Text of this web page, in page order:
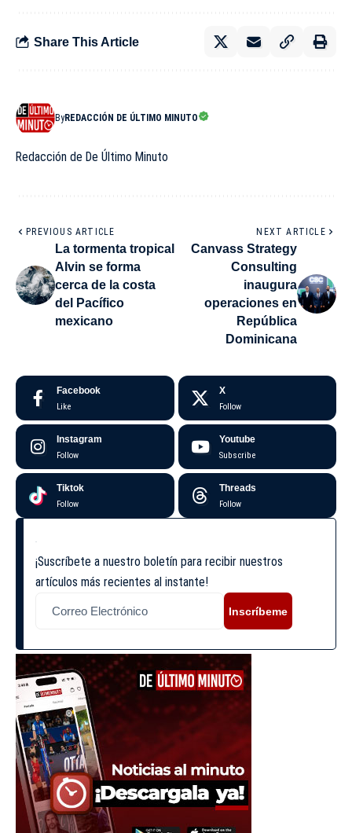
Share This Article
ByREDACCIÓN DE ÚLTIMO MINUTO
Redacción de De Último Minuto
PREVIOUS ARTICLE
La tormenta tropical
Alvin se forma
cerca de la costa
del Pacífico
mexicano
NEXT ARTICLE
Canvass Strategy
Consulting
inaugura
operaciones en
República
Dominicana
Facebook
Like
X
Follow
Instagram
Follow
Youtube
Subscribe
Tiktok
Follow
Threads
Follow
¡Suscríbete a nuestro boletín para recibir nuestros
artículos más recientes al instante!
Inscríbeme